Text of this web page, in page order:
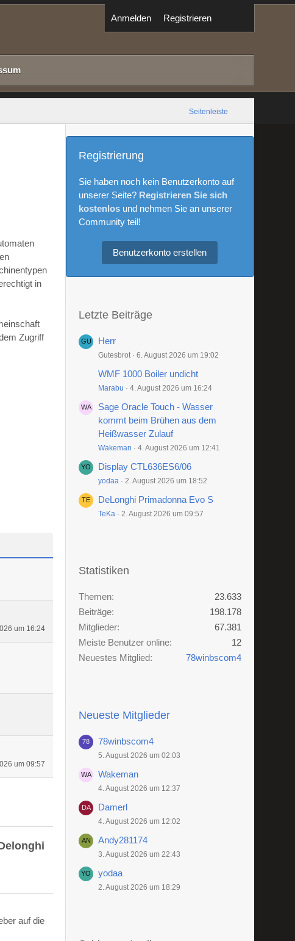
Anmelden Registrieren
Seitenleiste
in
Zugriff
um 16:24
um 09:57
auf die
Registrierung
Sie haben noch kein Benutzerkonto auf
unserer Seite? Registrieren Sie sich
kostenlosund nehmen Sie an unserer
Community teil!
Benutzerkonto erstellen
Letzte Beiträge
Herr
Gutesbrot 6. August 2026 um 19:02
WMF 1000 Boiler undicht
Marabu 4. August 2026 um 16:24
Sage Oracle Touch - Wasser
kommt beim Brühen aus dem
Heißwasser Zulauf
Wakeman 4. August 2026 um 12:41
Display CTL636ES6/06
yodaa 2. August 2026 um 18:52
DeLonghi Primadonna Evo S
TeKa 2. August 2026 um 09:57
Statistiken
Themen
23.633
Beiträge
198.178
Mitglieder
67.381
Meiste Benutzer online
12
Neuestes Mitglied
78winbscom4
Neueste Mitglieder
78winbscom4
5. August 2026 um 02:03
Wakeman
4. August 2026 um 12:37
Damerl
4. August 2026 um 12:02
Andy281174
3. August 2026 um 22:43
yodaa
2. August 2026 um 18:29